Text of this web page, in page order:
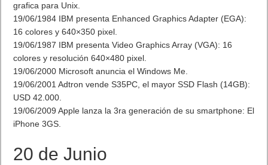
grafica para Unix.
19/06/1984 IBM presenta Enhanced Graphics Adapter (EGA):
16 colores y 640×350 pixel.
19/06/1987 IBM presenta Video Graphics Array (VGA): 16
colores y resolución 640×480 pixel.
19/06/2000 Microsoft anuncia el Windows Me.
19/06/2001 Adtron vende S35PC, el mayor SSD Flash (14GB):
USD 42.000.
19/06/2009 Apple lanza la 3ra generación de su smartphone: El
iPhone 3GS.
20 de Junio